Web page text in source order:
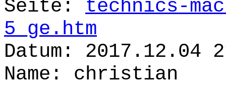
Seite: technics-
5_ge.htm
Datum: 2017.12.04
Name: christian